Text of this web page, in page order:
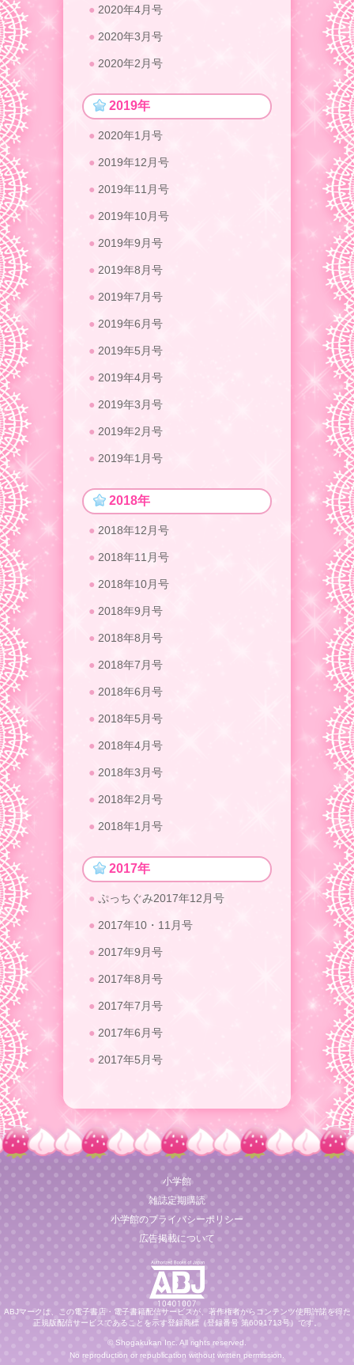
2020年4月号
2020年3月号
2020年2月号
2019年
2020年1月号
2019年12月号
2019年11月号
2019年10月号
2019年9月号
2019年8月号
2019年7月号
2019年6月号
2019年5月号
2019年4月号
2019年3月号
2019年2月号
2019年1月号
2018年
2018年12月号
2018年11月号
2018年10月号
2018年9月号
2018年8月号
2018年7月号
2018年6月号
2018年5月号
2018年4月号
2018年3月号
2018年2月号
2018年1月号
2017年
ぷっちぐみ2017年12月号
2017年10・11月号
2017年9月号
2017年8月号
2017年7月号
2017年6月号
2017年5月号
小学館
雑誌定期購読
小学館のプライバシーポリシー
広告掲載について
ABJマークは、この電子書店・電子書籍配信サービスが、著作権者からコンテンツ使用許諾を得た
正規版配信サービスであることを示す登録商標（登録番号 第6091713号）です。
© Shogakukan Inc. All rights reserved.
No reproduction or republication without written permission.